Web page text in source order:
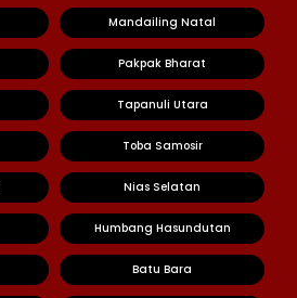
Mandailing Natal
Pakpak Bharat
Tapanuli Utara
Toba Samosir
Nias Selatan
Humbang Hasundutan
Batu Bara